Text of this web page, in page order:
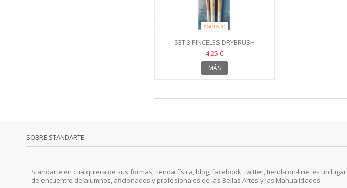
AGOTADO
SET 3 PINCELES DRYBRUSH
4,25 €
MÁS
SOBRE STANDARTE
Standarte en cualquiera de sus formas, tienda física, blog, facebook, twitter, tienda on-line, es un lugar
de encuentro de alumnos, aficionados y profesionales de las Bellas Artes y las Manualidades.